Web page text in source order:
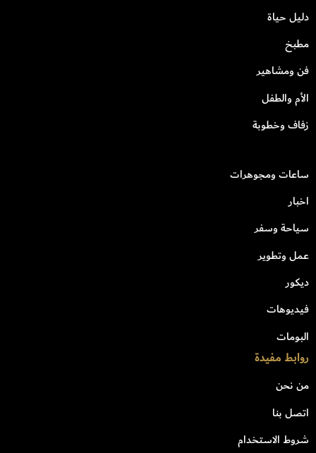
دليل حياة
مطبخ
فن ومشاهير
الأم والطفل
زفاف وخطوبة
ساعات ومجوهرات
اخبار
سياحة وسفر
عمل وتطوير
ديكور
فيديوهات
البومات
روابط مفيدة
من نحن
اتصل بنا
شروط الاستخدام